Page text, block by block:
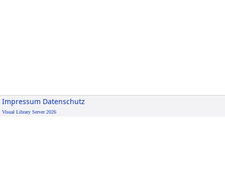
Impressum Datenschutz
Visual Library Server 2026